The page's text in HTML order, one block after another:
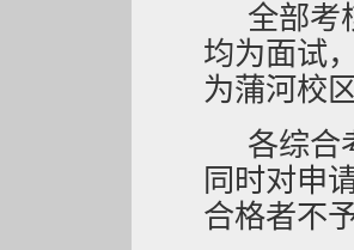
全部考
均为面试
为蒲河校
各综合
同时对申
合格者不